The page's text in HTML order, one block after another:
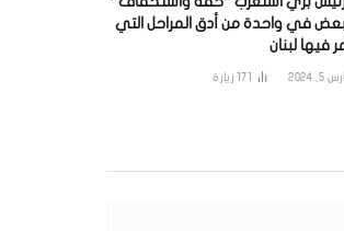
في واحدة من أدق المراحل التي
فيها لبنان
5, 2024
171 زيارة